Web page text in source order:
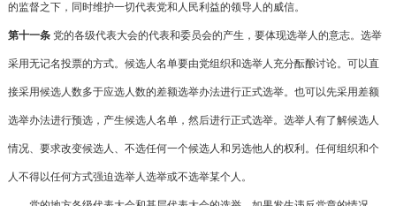
的监督之下，同时维护一切代表党和人民利益的领导人的威信。
第十一条 党的各级代表大会的代表和委员会的产生，要体现选举人的意志。选举
采用无记名投票的方式。候选人名单要由党组织和选举人充分酝酿讨论。可以直
接采用候选人数多于应选人数的差额选举办法进行正式选举。也可以先采用差额
选举办法进行预选，产生候选人名单，然后进行正式选举。选举人有了解候选人
情况、要求改变候选人、不选任何一个候选人和另选他人的权利。任何组织和个
人不得以任何方式强迫选举人选举或不选举某个人。